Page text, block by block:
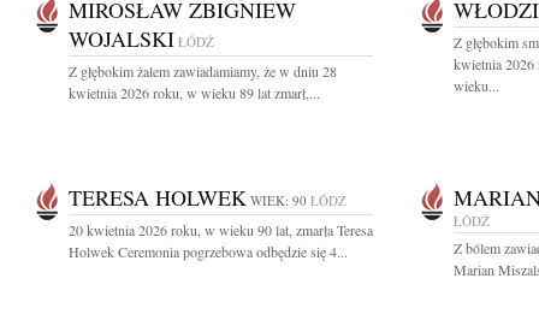
MIROSŁAW ZBIGNIEW
WOJALSKI ŁÓDŹ
Z głębokim żalem zawiadamiamy, że w dniu 28
kwietnia 2026 roku, w wieku 89 lat zmarł,...
Z głębokim
kwietnia
wieku...
TERESA HOLWEK WIEK: 90 ŁÓDŹ
20 kwietnia 2026 roku, w wieku 90 lat, zmarła Teresa
Holwek Ceremonia pogrzebowa odbędzie się 4...
ŁÓDŹ
Z bólem
Marian